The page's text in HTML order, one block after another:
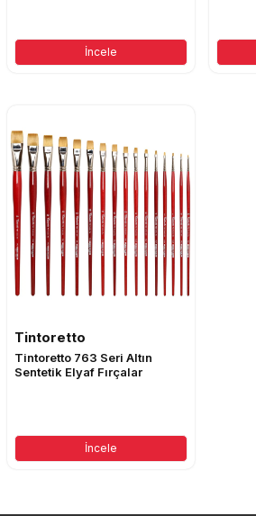
İncele
Tintoretto
Tintoretto 763 Seri Altın
Sentetik Elyaf Fırçalar
İncele